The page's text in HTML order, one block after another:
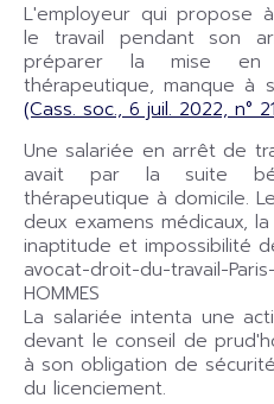
L'employeur qui propose
le travail pendant son
préparer la mise en
thérapeutique, manque à
(Cass. soc., 6 juil. 2022, n°
Une salariée en arrêt de
avait par la suite
thérapeutique à domicile.
deux examens médicaux,
inaptitude et impossibilité
avocat-droit-du-travail-Paris-
HOMMES
La salariée intenta une
devant le conseil de
à son obligation de
du licenciement.